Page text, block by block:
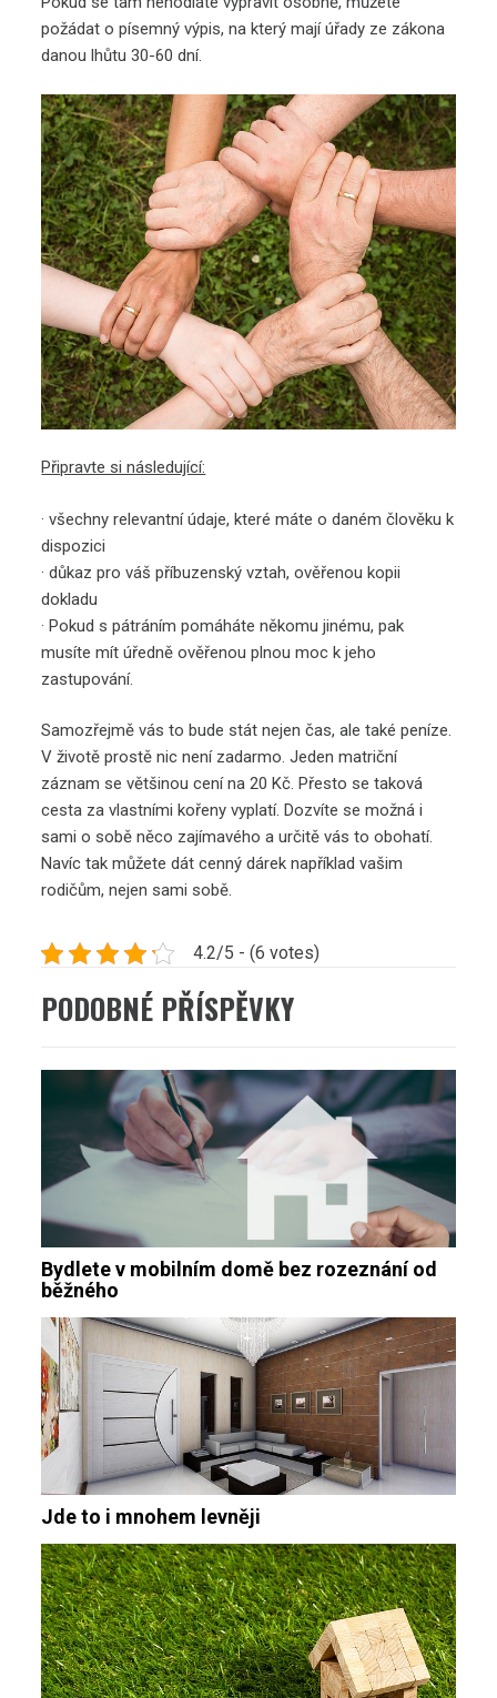
požádat o písemný výpis, na který mají úřady ze zákona
danou lhůtu 30-60 dní.
Připravte si následující:
· všechny relevantní údaje, které máte o daném člověku k
dispozici
· důkaz pro váš příbuzenský vztah, ověřenou kopii
dokladu
· Pokud s pátráním pomáháte někomu jinému, pak
musíte mít úředně ověřenou plnou moc k jeho
zastupování.
Samozřejmě vás to bude stát nejen čas, ale také peníze.
V životě prostě nic není zadarmo. Jeden matriční
záznam se většinou cení na 20 Kč. Přesto se taková
cesta za vlastními kořeny vyplatí. Dozvíte se možná i
sami o sobě něco zajímavého a určitě vás to obohatí.
Navíc tak můžete dát cenný dárek například vašim
rodičům, nejen sami sobě.
4.2/5 - (6 votes)
PODOBNÉ PŘÍSPĚVKY
Bydlete v mobilním domě bez rozeznání od
běžného
Jde to i mnohem levněji